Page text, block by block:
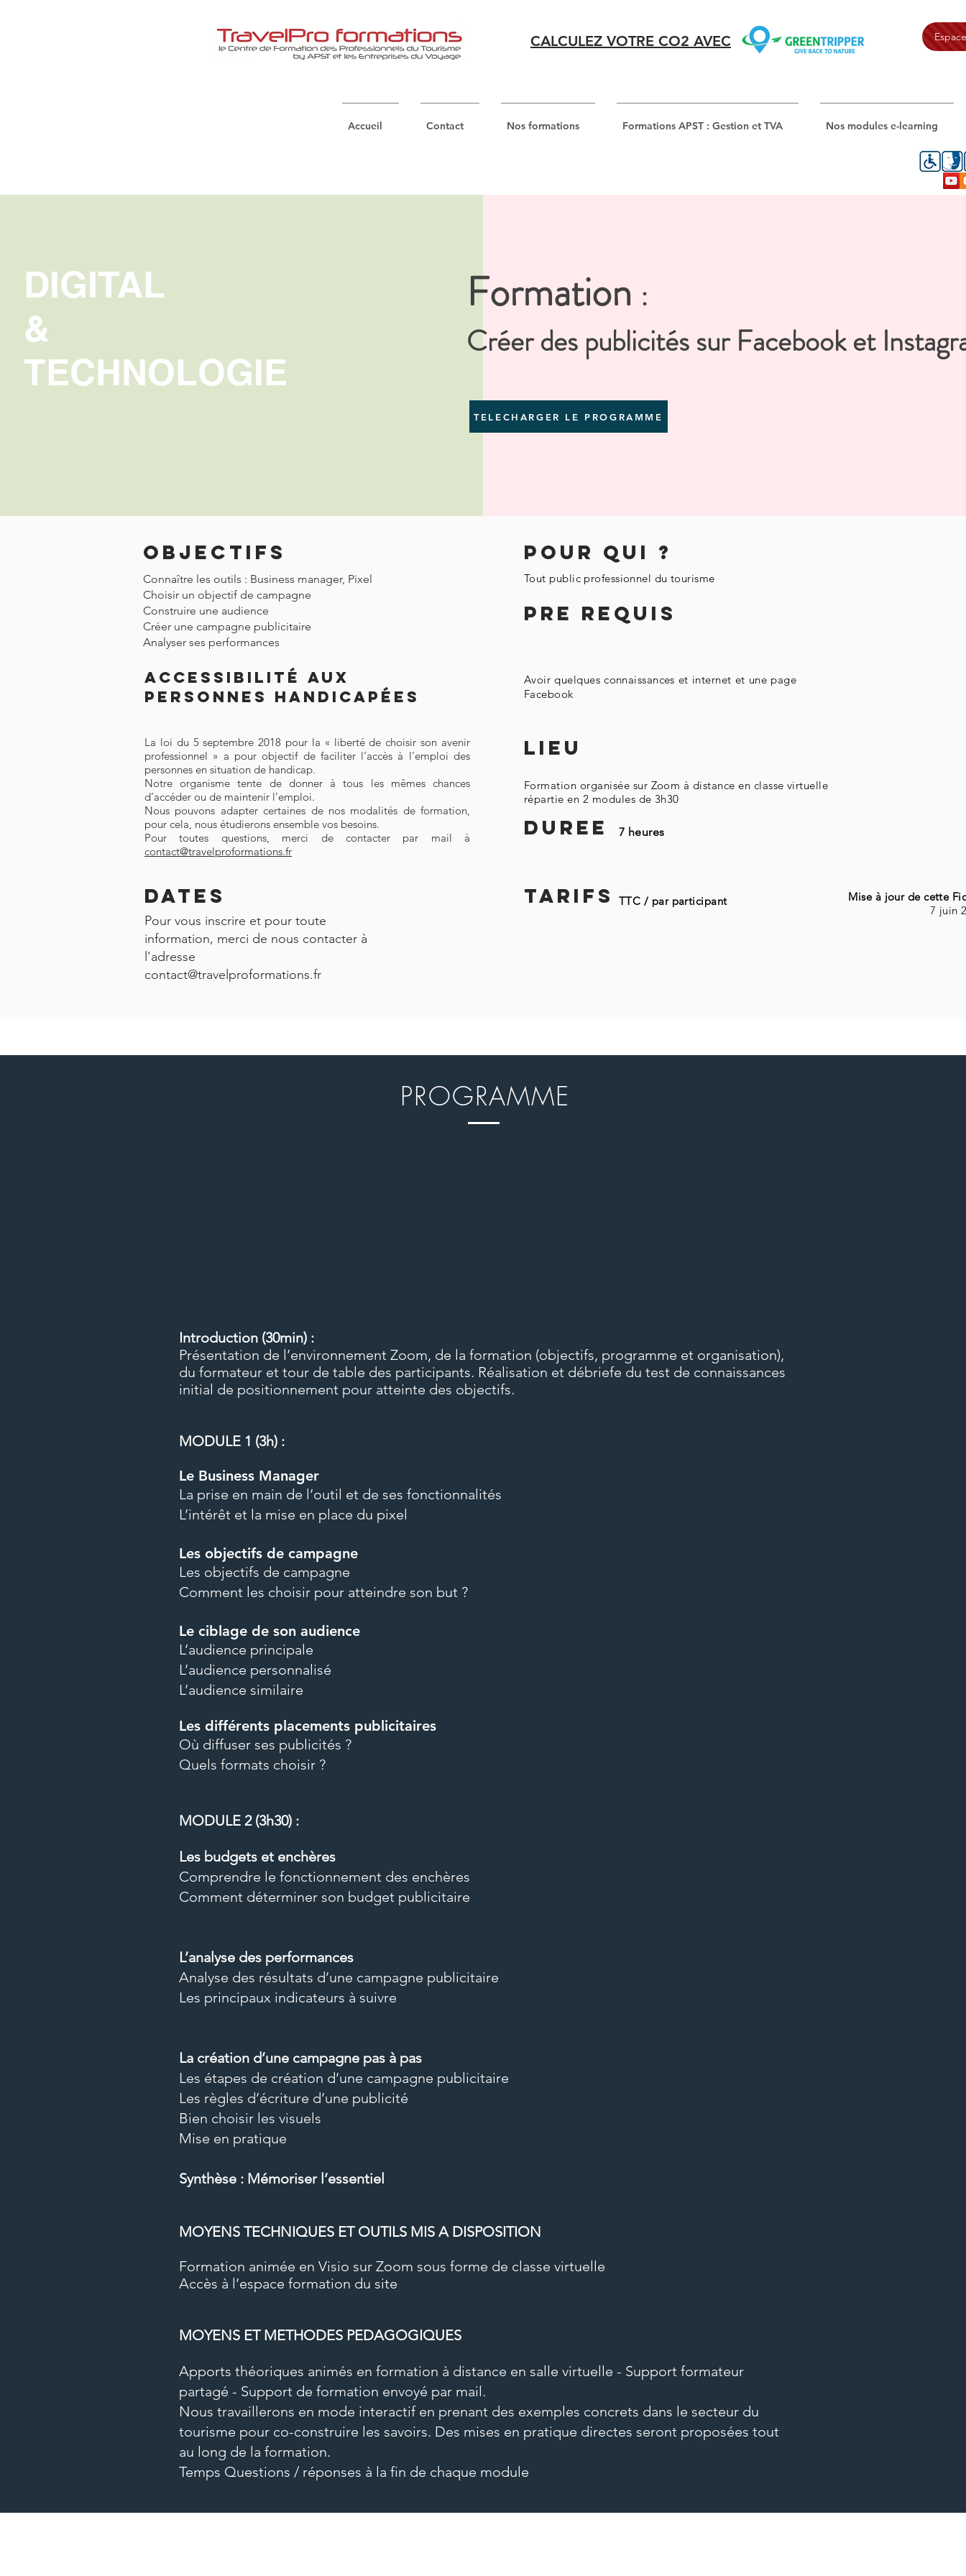
CALCULEZ VOTRE CO2 AVEC
Accueil Contact Nos formations Formations APST : Gestion et TVA Nos modules e-learning
DIGITAL
&
TECHNOLOGIE
Formation :
Créer des publicités sur Facebook et
TELECHARGER LE PROGRAMME
Objectifs
Connaître les outils : Business manager, Pixel
Choisir un objectif de campagne
Construire une audience
Créer une campagne publicitaire
Analyser ses performances
Accessibilité aux
personnes handicapées
La loi du 5 septembre 2018 pour la « liberté de choisir son avenir
professionnel » a pour objectif de faciliter l’accès à l’emploi des
personnes en situation de handicap.
Notre organisme tente de donner à tous les mêmes chances
d’accéder ou de maintenir l’emploi.
Nous pouvons adapter certaines de nos modalités de formation,
pour cela, nous étudierons ensemble vos besoins.
Pour toutes questions, merci de contacter par mail à
contact@travelproformations.fr
DATES
Pour vous inscrire et pour toute
information, merci de nous contacter à
l'adresse
contact@travelproformations.fr
Pour Qui ?
Tout public professionnel du tourisme
PRE REQUIS
Avoir quelques connaissances et internet et une page
Facebook
LIEU
Formation organisée sur Zoom à distance en classe virtuelle
répartie en 2 modules de 3h30
DUREE 7 heures
TARIFS TTC / par participant
Mise à jour de cette
7 juin
PROGRAMME
Introduction (30min) :
Présentation de l’environnement Zoom, de la formation (objectifs, programme et organisation),
du formateur et tour de table des participants. Réalisation et débriefe du test de connaissances
initial de positionnement pour atteinte des objectifs.
MODULE 1 (3h) :
Le Business Manager
La prise en main de l’outil et de ses fonctionnalités
L’intérêt et la mise en place du pixel
Les objectifs de campagne
Les objectifs de campagne
Comment les choisir pour atteindre son but ?
Le ciblage de son audience
L’audience principale
L’audience personnalisé
L’audience similaire
Les différents placements publicitaires
Où diffuser ses publicités ?
Quels formats choisir ?
MODULE 2 (3h30) :
Les budgets et enchères
Comprendre le fonctionnement des enchères
Comment déterminer son budget publicitaire
L’analyse des performances
Analyse des résultats d’une campagne publicitaire
Les principaux indicateurs à suivre
La création d’une campagne pas à pas
Les étapes de création d’une campagne publicitaire
Les règles d’écriture d’une publicité
Bien choisir les visuels
Mise en pratique
Synthèse : Mémoriser l’essentiel
MOYENS TECHNIQUES ET OUTILS MIS A DISPOSITION
Formation animée en Visio sur Zoom sous forme de classe virtuelle
Accès à l’espace formation du site
MOYENS ET METHODES PEDAGOGIQUES
Apports théoriques animés en formation à distance en salle virtuelle - Support formateur
partagé - Support de formation envoyé par mail.
Nous travaillerons en mode interactif en prenant des exemples concrets dans le secteur du
tourisme pour co-construire les savoirs. Des mises en pratique directes seront proposées tout
au long de la formation.
Temps Questions / réponses à la fin de chaque module